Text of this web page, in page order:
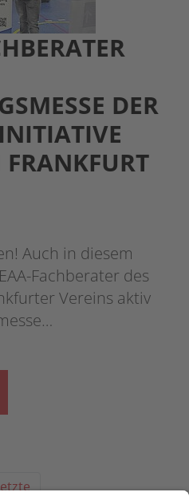
DER
Auch in diesem
Fachberater des
Vereins aktiv